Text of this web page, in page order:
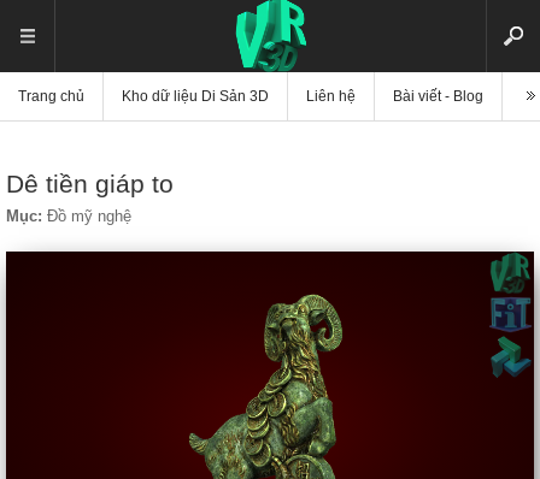
Trang chủ Kho dữ liệu Di Sản 3D Liên hệ Bài viết - Blog
Dê tiền giáp to
Mục: Đồ mỹ nghệ